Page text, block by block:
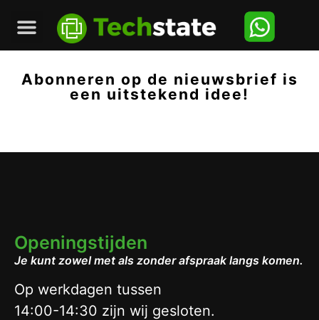
Abonneren op de nieuwsbrief is
een uitstekend idee!
Openingstijden
Je kunt zowel met als zonder afspraak langs komen.
Op werkdagen tussen
14:00-14:30 zijn wij gesloten.